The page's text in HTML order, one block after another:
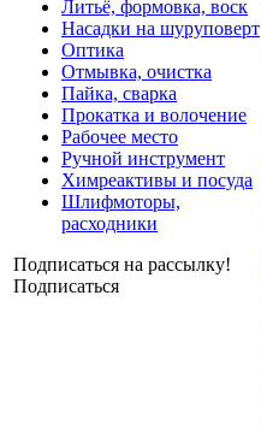
Литьё, формовка, воск
Насадки на шуруповерт
Оптика
Отмывка, очистка
Пайка, сварка
Прокатка и волочение
Рабочее место
Ручной инструмент
Химреактивы и посуда
Шлифмоторы,
расходники
Подписаться на рассылку!
Подписаться